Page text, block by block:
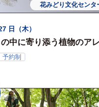
ワークショッ
花みどり文化センタ
日（木）
中に寄り添う植物のア
予約制